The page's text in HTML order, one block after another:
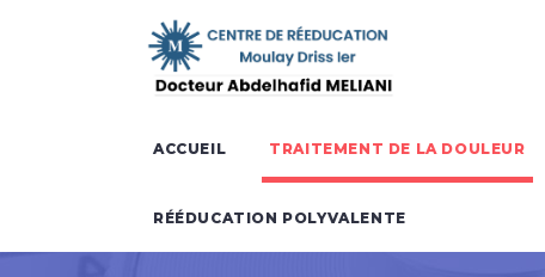
ACCUEIL TRAITEMENT DE LA DOULEUR
RÉÉDUCATION POLYVALENTE